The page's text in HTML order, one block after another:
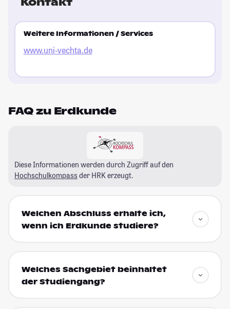
Weitere Informationen / Services
www.uni-vechta.de
FAQ zu Erdkunde
Diese Informationen werden durch Zugriff auf den
Hochschulkompass der HRK erzeugt.
Welchen Abschluss erhalte ich,
wenn ich Erdkunde studiere?
Welches Sachgebiet beinhaltet
der Studiengang?